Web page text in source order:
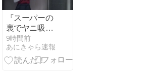
『スーパーの
裏でヤニ吸う
ふたり』 第5
話 雨の中、重
なる二人の時
9時間前
あにきゃら速報